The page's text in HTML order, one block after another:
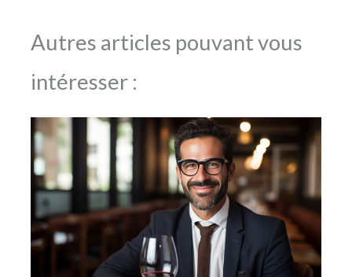
Autres articles pouvant vous
intéresser :